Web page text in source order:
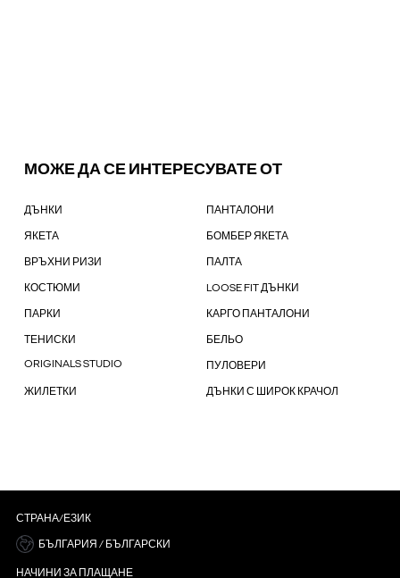
МОЖЕ ДА СЕ ИНТЕРЕСУВАТЕ ОТ
ДЪНКИ ПАНТАЛОНИ
ЯКЕТА БОМБЕР ЯКЕТА
ВРЪХНИ РИЗИ ПАЛТА
КОСТЮМИ LOOSE FIT ДЪНКИ
ПАРКИ КАРГО ПАНТАЛОНИ
ТЕНИСКИ БЕЛЬО
ORIGINALS STUDIO ПУЛОВЕРИ
ЖИЛЕТКИ ДЪНКИ С ШИРОК КРАЧОЛ
СТРАНА/ЕЗИК
БЪЛГАРИЯ / БЪЛГАРСКИ
НАЧИНИ ЗА ПЛАЩАНЕ